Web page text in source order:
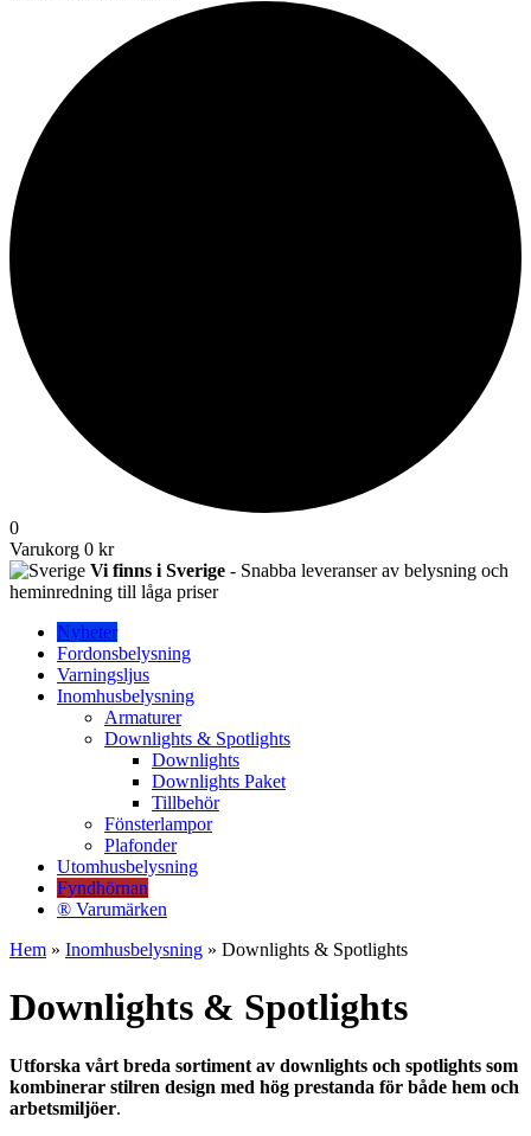
0
Varukorg 0 kr
Vi finns i Sverige - Snabba leveranser av belysning och
heminredning till låga priser
Nyheter
Fordonsbelysning
Varningsljus
Inomhusbelysning
Armaturer
Downlights & Spotlights
Downlights
Downlights Paket
Tillbehör
Fönsterlampor
Plafonder
Utomhusbelysning
Fyndhörnan
® Varumärken
Hem » Inomhusbelysning » Downlights & Spotlights
Downlights & Spotlights
Utforska vårt breda sortiment av downlights och spotlights som
kombinerar stilren design med hög prestanda för både hem och
arbetsmiljöer.